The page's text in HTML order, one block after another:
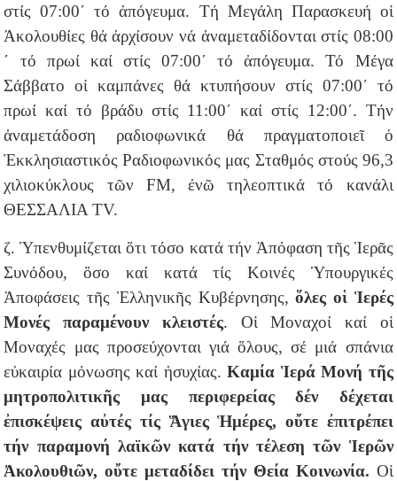
στίς 07:00´ τό ἀπόγευμα. Τή Μεγάλη Παρασκευή οἱ
Ἀκολουθίες θά ἀρχίσουν νά ἀναμεταδίδονται στίς 08:00
´ τό πρωί καί στίς 07:00´ τό ἀπόγευμα. Τό Μέγα
Σάββατο οἱ καμπάνες θά κτυπήσουν στίς 07:00´ τό
πρωί καί τό βράδυ στίς 11:00´ καί στίς 12:00´. Τήν
ἀναμετάδοση ραδιοφωνικά θά πραγματοποιεῖ ὁ
Ἐκκλησιαστικός Ραδιοφωνικός μας Σταθμός στούς 96,3
χιλιοκύκλους τῶν FM, ἐνῶ τηλεοπτικά τό κανάλι
ΘΕΣΣΑΛΙΑ TV.
ζ. Ὑπενθυμίζεται ὅτι τόσο κατά τήν Ἀπόφαση τῆς Ἱερᾶς
Συνόδου, ὅσο καί κατά τίς Κοινές Ὑπουργικές
Ἀποφάσεις τῆς Ἑλληνικῆς Κυβέρνησης,ὅλες οἱ Ἱερές
Μονές παραμένουν κλειστές. Οἱ Μοναχοί καί οἱ
Μοναχές μας προσεύχονται γιά ὅλους, σέ μιά σπάνια
εὐκαιρία μόνωσης καί ἡσυχίας.Καμία Ἱερά Μονή τῆς
μητροπολιτικῆς μας περιφερείας δέν δέχεται
ἐπισκέψεις αὐτές τίς Ἅγιες Ἡμέρες, οὔτε ἐπιτρέπει
τήν παραμονή λαϊκῶν κατά τήν τέλεση τῶν Ἱερῶν
Ἀκολουθιῶν, οὔτε μεταδίδει τήν Θεία Κοινωνία. Οἱ